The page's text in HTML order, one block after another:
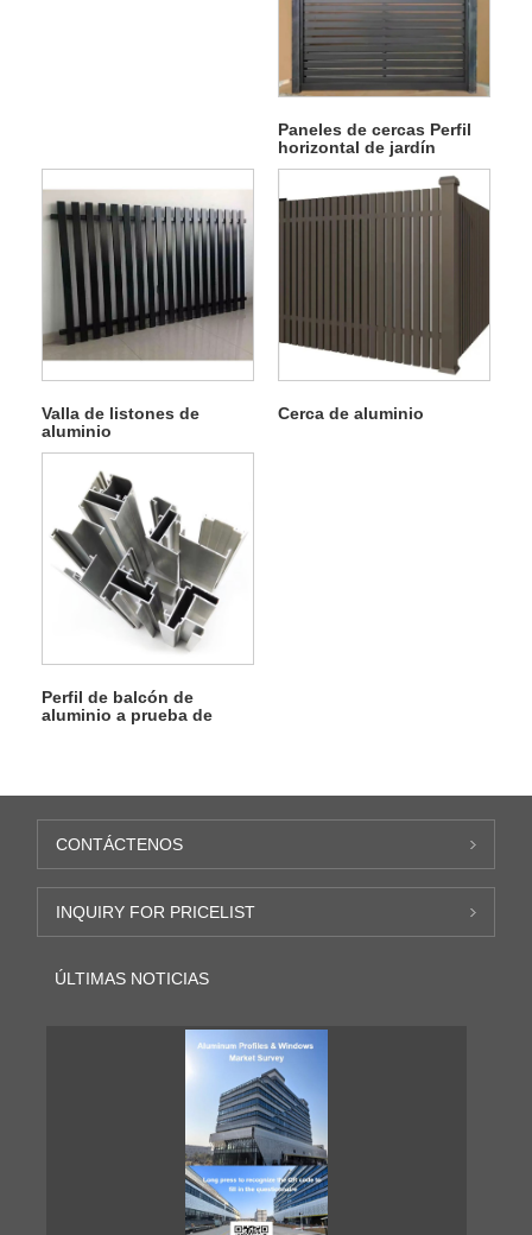
Paneles de cercas Perfil
horizontal de jardín
Valla de listones de
aluminio
Cerca de aluminio
Perfil de balcón de
aluminio a prueba de
CONTÁCTENOS
INQUIRY FOR PRICELIST
ÚLTIMAS NOTICIAS